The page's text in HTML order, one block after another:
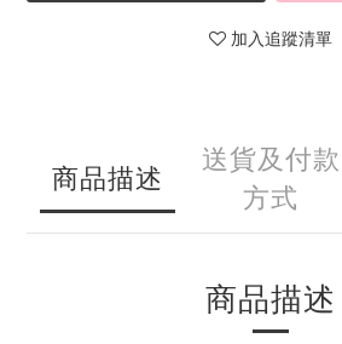
加入追蹤清單
商品描述
送貨及付款
方式
商品描述